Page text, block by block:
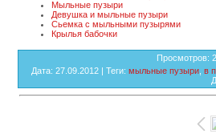
Мыльные пузыри
Девушка и мыльные пузыри
Сьемка с мыльными пузырями
Крылья бабочки
Просмотров:
Дата: 27.09.2012 | Теги: мыльные пузыри в